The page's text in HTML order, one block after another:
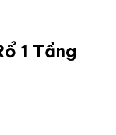
1 Tầng